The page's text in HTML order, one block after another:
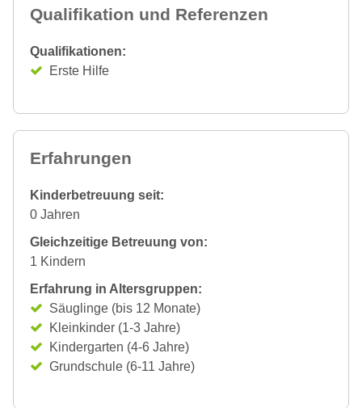
Qualifikation und Referenzen
Qualifikationen:
Erste Hilfe
Erfahrungen
Kinderbetreuung seit:
0 Jahren
Gleichzeitige Betreuung von:
1 Kindern
Erfahrung in Altersgruppen:
Säuglinge (bis 12 Monate)
Kleinkinder (1-3 Jahre)
Kindergarten (4-6 Jahre)
Grundschule (6-11 Jahre)